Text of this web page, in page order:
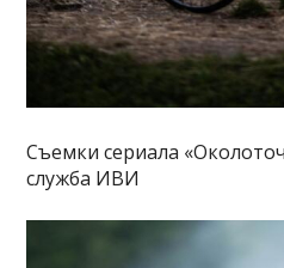
Съемки сериала
служба ИВИ